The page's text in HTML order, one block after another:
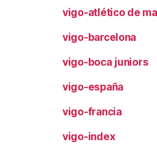
vigo-atlético de
vigo-barcelona
vigo-boca juniors
vigo-españa
vigo-francia
vigo-index